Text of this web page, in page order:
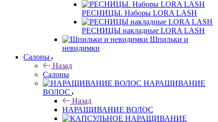
РЕСНИЦЫ. Наборы LORA LASH
РЕСНИЦЫ накладные LORA LASH
Шпильки и
невидимки
Салоны
Назад
Салоны
НАРАЩИВАНИЕ
ВОЛОС
Назад
НАРАЩИВАНИЕ ВОЛОС